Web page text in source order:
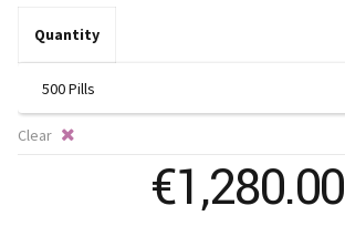
Quantity
Clear
€1,280.00